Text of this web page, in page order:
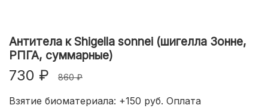
Антитела к Shigella sonnei (шигелла Зонне,
РПГА, суммарные)
730 ₽ 860 ₽
Взятие биоматериала: +150 руб. Оплата